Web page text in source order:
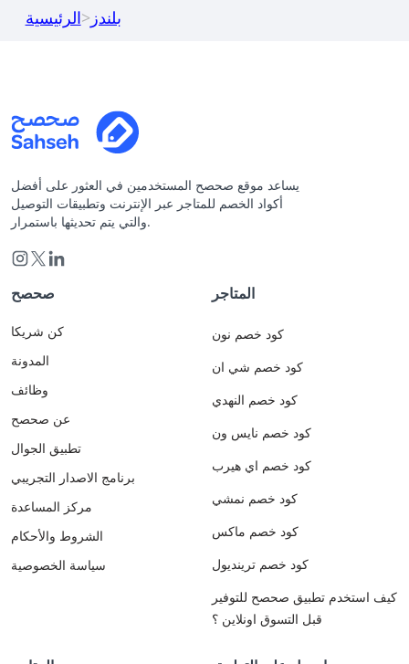
الرئيسية> بلندز
يساعد موقع صحصح المستخدمين في العثور على أفضل
أكواد الخصم للمتاجر عبر الإنترنت وتطبيقات التوصيل
والتي يتم تحديثها باستمرار.
صحصح
كن شريكا
المدونة
وظائف
عن صحصح
تطبيق الجوال
برنامج الاصدار التجريبي
مركز المساعدة
الشروط والأحكام
سياسة الخصوصية
المتاجر
كود خصم نون
كود خصم شي ان
كود خصم النهدي
كود خصم نايس ون
كود خصم اي هيرب
كود خصم نمشي
كود خصم ماكس
كود خصم ترينديول
كيف استخدم تطبيق صحصح للتوفير
قبل التسوق اونلاين ؟